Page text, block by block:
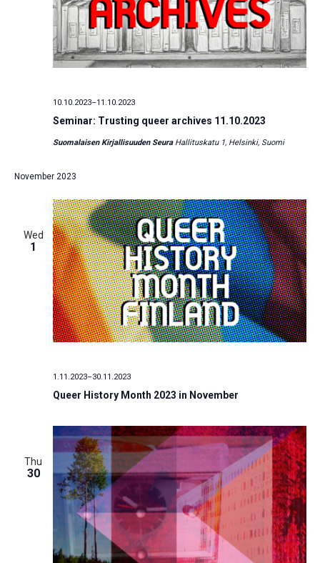
Seminar: Trusting queer archives 11.10.2023
10.10.2023–11.10.2023
Suomalaisen Kirjallisuuden Seura Hallituskatu 1, Helsinki, Suomi
November 2023
Wed
1
Queer History Month 2023 in November
1.11.2023–30.11.2023
Thu
30